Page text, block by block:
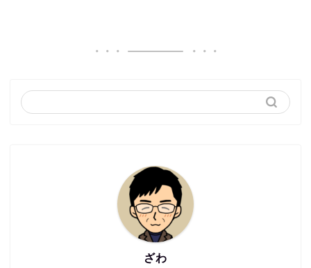
ざわ